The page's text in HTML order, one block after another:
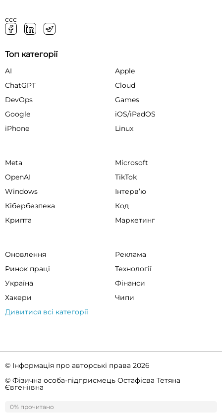
0% прочитано
0%
ссс
Топ категорії
AI
Apple
ChatGPT
Cloud
DevOps
Games
Google
iOS/iPadOS
iPhone
Linux
Meta
Microsoft
OpenAI
TikTok
Windows
Інтервʼю
Кібербезпека
Код
Крипта
Маркетинг
Оновлення
Реклама
Ринок праці
Технології
Україна
Фінанси
Хакери
Чипи
Дивитися всі категорії
© Інформація про авторські права 2026
© Фізична особа-підприємець Остафієва Тетяна
Євгеніївна
Правила спільноти